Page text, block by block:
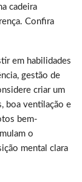
cadeira
Confira
em habilidades
gestão de
criar um
boa ventilação e
bem-
o
mental clara